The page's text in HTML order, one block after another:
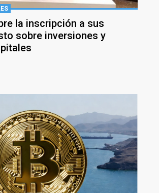
la inscripción a sus
sobre inversiones y